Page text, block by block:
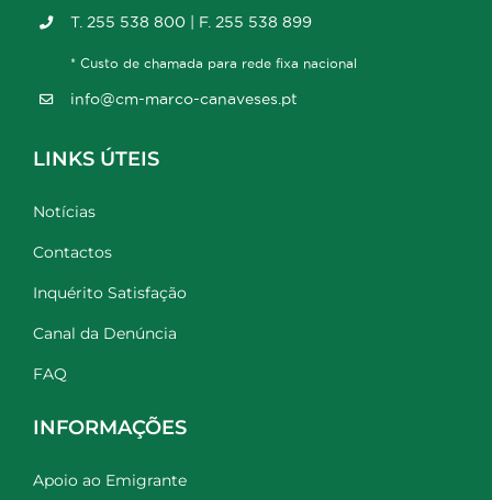
T. 255 538 800 | F. 255 538 899
* Custo de chamada para rede fixa nacional
info@cm-marco-canaveses.pt
LINKS ÚTEIS
Notícias
Contactos
Inquérito Satisfação
Canal da Denúncia
FAQ
INFORMAÇÕES
Apoio ao Emigrante